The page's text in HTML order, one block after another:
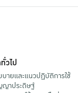
วไป
บายและแนวปฏิบัติการใช้
าประดิษฐ์